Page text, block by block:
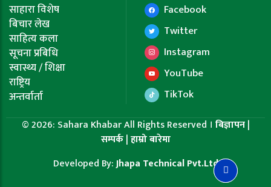
साहारा विशेष
बिचार लेख
साहित्य कला
सूचना प्रबिधि
स्वास्थ्य / शिक्षा
राष्ट्रिय
अन्तर्वार्ता
Facebook
Twitter
Instagram
YouTube
TikTok
© 2026: Sahara Khabar All Rights Reserved । बिज्ञापन|
सम्पर्क|हाम्रो बारेमा
Developed By:Jhapa Technical Pvt.Ltd